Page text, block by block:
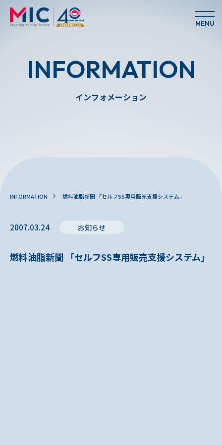
MENU
インフォメーション
INFORMATION
INFORMATION 燃料油脂新聞 「セルフSS専用販売支援システム」
2007.03.24 お知らせ
燃料油脂新聞 「セルフSS専用販売支援システム」